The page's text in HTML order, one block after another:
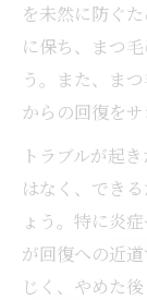
を未然に防ぐ
に保ち、まつ
う。また、ま
からの回復をサ
トラブルが起
はなく、でき
ょう。特に炎
が回復への近
じく、やめた